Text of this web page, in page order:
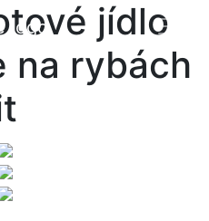
jídlo
na rybách